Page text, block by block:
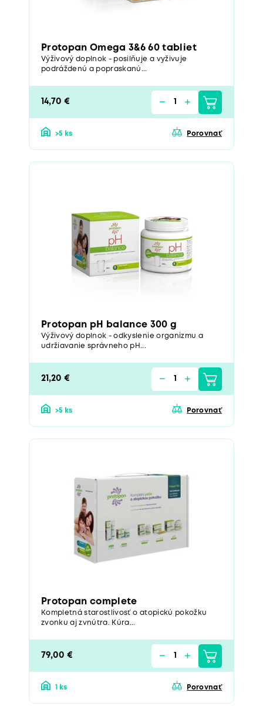
Protopan Omega 3&6 60 tabliet
Výživový doplnok - posilňuje a vyživuje
podráždenú a popraskanú...
14,70 €
>5 ks Porovnať
Protopan pH balance 300 g
Výživový doplnok - odkyslenie organizmu a
udržiavanie správneho pH...
21,20 €
>5 ks Porovnať
Protopan complete
Kompletná starostlivosť o atopickú pokožku
zvonku aj zvnútra. Kúra...
79,00 €
1 ks Porovnať